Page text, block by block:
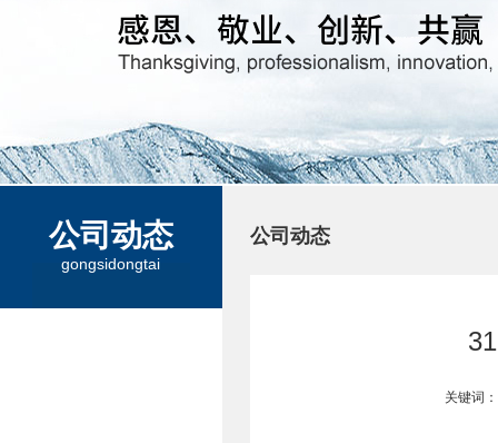
公司动态
gongsidongtai
公司动态
关键词